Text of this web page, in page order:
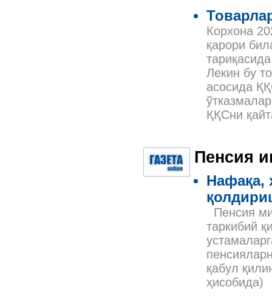
Корхона
қарори
Лекин бу
асосида
ҚҚСни
Пенсия
Нафақа,
Пенсия
таркибий
қабул
ҳисобида)